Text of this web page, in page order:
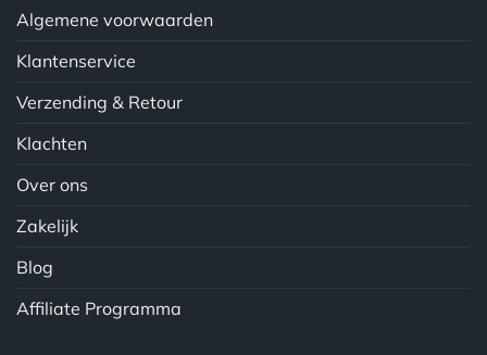
Algemene voorwaarden
Klantenservice
Verzending & Retour
Klachten
Over ons
Zakelijk
Blog
Affiliate Programma